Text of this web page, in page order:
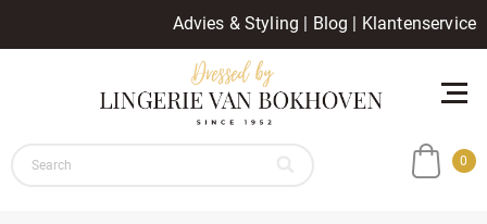
Advies & Styling | Blog | Klantenservice
0